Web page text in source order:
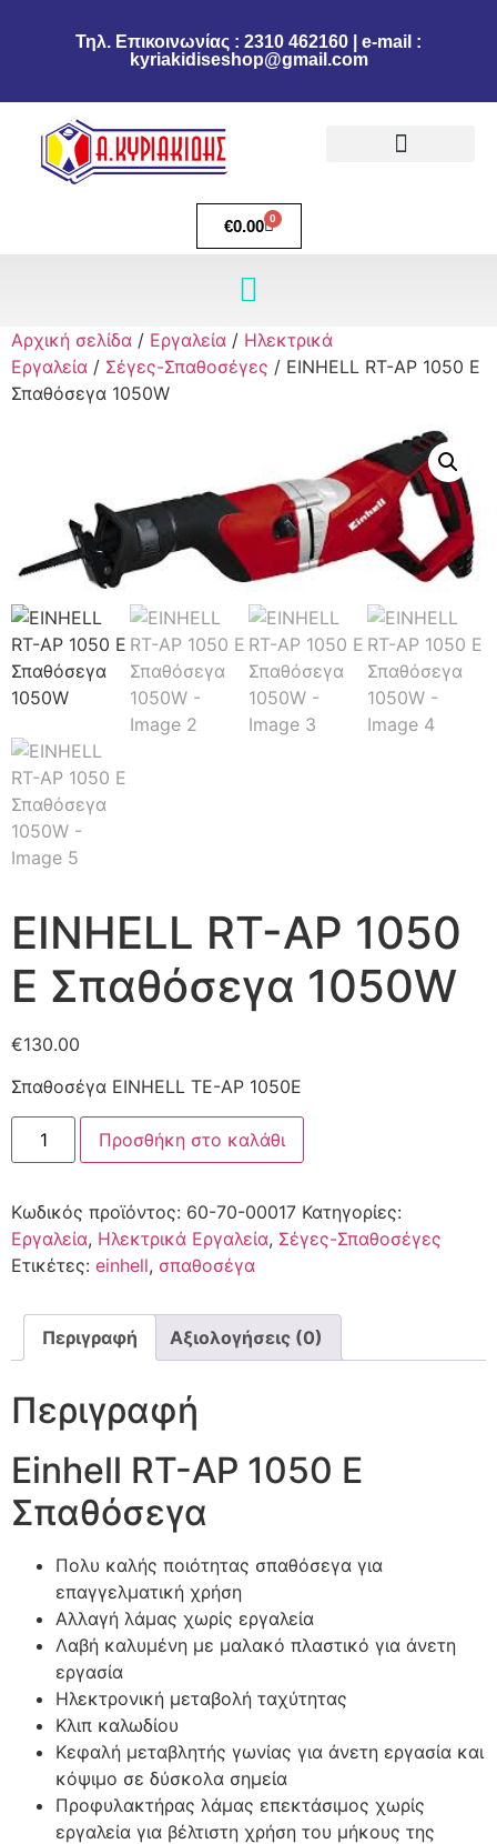
Τηλ. Επικοινωνίας : 2310 462160 | e-mail :
kyriakidiseshop@gmail.com
€0.00 0
Αρχική σελίδα / Εργαλεία / Ηλεκτρικά
Εργαλεία / Σέγες-Σπαθοσέγες / EINHELL RT-AP 1050 E
Σπαθόσεγα 1050W
EINHELL RT-AP 1050
E Σπαθόσεγα 1050W
€130.00
Σπαθοσέγα EINHELL TE-AP 1050E
Προσθήκη στο καλάθι
Κωδικός προϊόντος: 60-70-00017 Κατηγορίες:
Εργαλεία, Ηλεκτρικά Εργαλεία, Σέγες-Σπαθοσέγες
Ετικέτες: einhell, σπαθοσέγα
Περιγραφή Αξιολογήσεις (0)
Περιγραφή
Einhell RT-AP 1050 E
Σπαθόσεγα
Πολυ καλής ποιότητας σπαθόσεγα για
επαγγελματική χρήση
Αλλαγή λάμας χωρίς εργαλεία
Λαβή καλυμένη με μαλακό πλαστικό για άνετη
εργασία
Ηλεκτρονική μεταβολή ταχύτητας
Κλιπ καλωδίου
Κεφαλή μεταβλητής γωνίας για άνετη εργασία και
κόψιμο σε δύσκολα σημεία
Προφυλακτήρας λάμας επεκτάσιμος χωρίς
εργαλεία για βέλτιστη χρήση του μήκους της